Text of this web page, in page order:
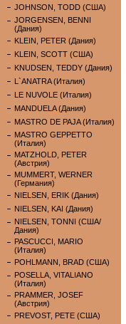
JOHNSON, TODD (США)
JORGENSEN, BENNI
(Дания)
KLEIN, PETER (Дания)
KLEIN, SCOTT (США)
KNUDSEN, TEDDY (Дания)
L`ANATRA (Италия)
LE NUVOLE (Италия)
MANDUELA (Дания)
MASTRO DE PAJA (Италия)
MASTRO GEPPETTO
(Италия)
MATZHOLD, PETER
(Австрия)
MUMMERT, WERNER
(Германия)
NIELSEN, ERIK (Дания)
NIELSEN, KAI (Дания)
NIELSEN, TONNI (США/
Дания)
PASCUCCI, MARIO
(Италия)
POHLMANN, BRAD (США)
POSELLA, VITALIANO
(Италия)
PRAMMER, JOSEF
(Австрия)
PREVOST, PETE (США)